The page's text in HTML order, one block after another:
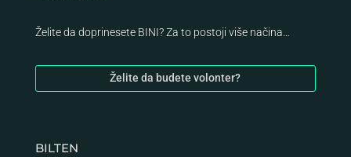
Želite da doprinesete BINI? Za to postoji više načina…
Želite da budete volonter?
BILTEN